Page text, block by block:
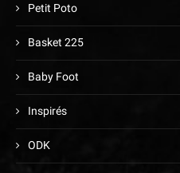
Petit Poto
Basket 225
Baby Foot
Inspirés
ODK